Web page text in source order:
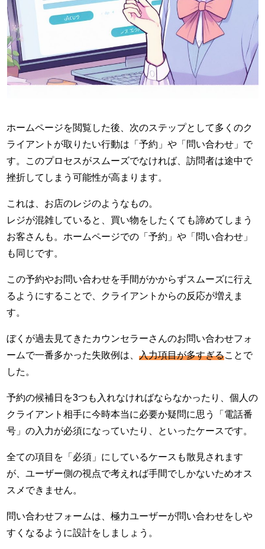
ホームページを閲覧した後、次のステップとして多くのク
ライアントが取りたい行動は「予約」や「問い合わせ」で
す。このプロセスがスムーズでなければ、訪問者は途中で
挫折してしまう可能性が高まります。
これは、お店のレジのようなもの。
レジが混雑していると、買い物をしたくても諦めてしまう
お客さんも。ホームページでの「予約」や「問い合わせ」
も同じです。
この予約やお問い合わせを手間がかからずスムーズに行え
るようにすることで、クライアントからの反応が増えま
す。
ぼくが過去見てきたカウンセラーさんのお問い合わせフォ
ームで一番多かった失敗例は、入力項目が多すぎることで
した。
予約の候補日を3つも入れなければならなかったり、個人の
クライアント相手に今時本当に必要か疑問に思う「電話番
号」の入力が必須になっていたり、といったケースです。
全ての項目を「必須」にしているケースも散見されます
が、ユーザー側の視点で考えれば手間でしかないためオス
スメできません。
問い合わせフォームは、極力ユーザーが問い合わせをしや
すくなるように設計をしましょう。